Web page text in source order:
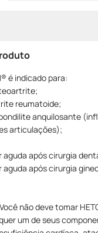
é indicado para:
reumatoide;
anquilosante
articulações);
após cirurgia
após cirurgia
não deve tomar
um de seus